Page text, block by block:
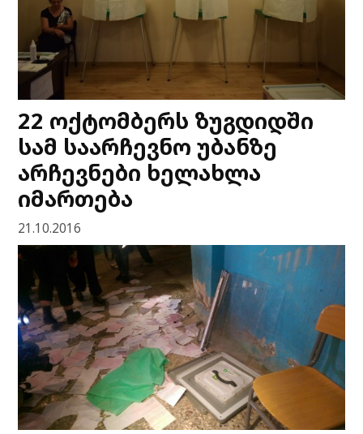
22 ოქტომბერს ზუგდიდში
სამ საარჩევნო უბანზე
არჩევნები ხელახლა
იმართება
21.10.2016